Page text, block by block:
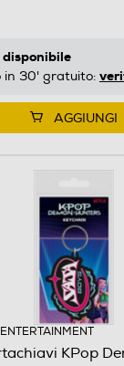
disponibile
in 30' gratuito:
AGGIUNGI
KPop